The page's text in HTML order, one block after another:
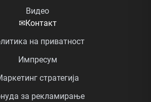
Видео
✉Контакт
на приватност
Импресум
стратегија
за рекламирање